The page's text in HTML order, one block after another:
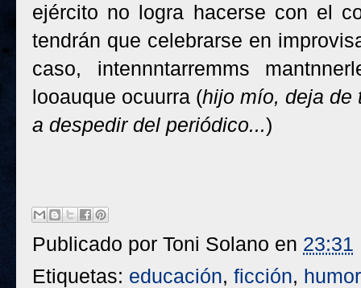
ejército no logra hacerse con el
tendrán que celebrarse en
caso, intennntarremms
looauque ocuurra (hijo mío, deja de
a despedir del periódico...)
Publicado por Toni Solano en 23:31
Etiquetas: educación, ficción, humor